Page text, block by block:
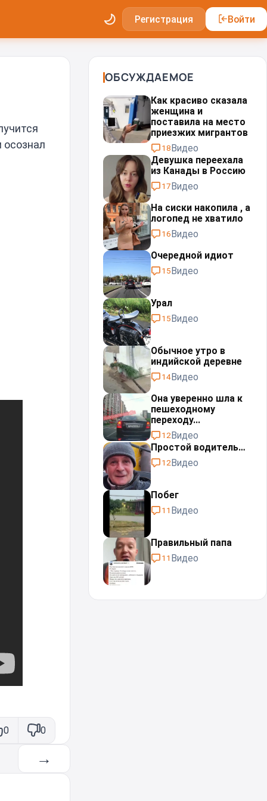
Регистрация Войти
осознал
0 0
→
ОБСУЖДАЕМОЕ
Как красиво сказала
женщина и
поставила на место
приезжих мигрантов⁠⁠
18Видео
Девушка переехала
из Канады в Россию
17Видео
На сиски накопила , а
логопед не хватило
16Видео
Очередной идиот
15Видео
Урал⁠⁠
15Видео
Обычное утро в
индийской деревне
14Видео
Она уверенно шла к
пешеходному
переходу...
12Видео
Простой водитель…
12Видео
Побег
11 Видео
Правильный папа
11 Видео